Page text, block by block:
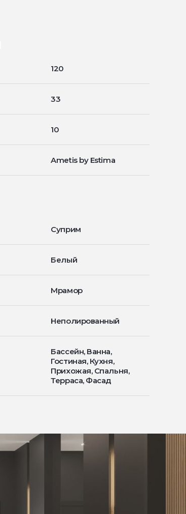
120
33
10
Ametis by Estima
Суприм
Белый
Мрамор
Неполированный
Бассейн, Ванна,
Гостиная, Кухня,
Прихожая, Спальня,
Терраса, Фасад